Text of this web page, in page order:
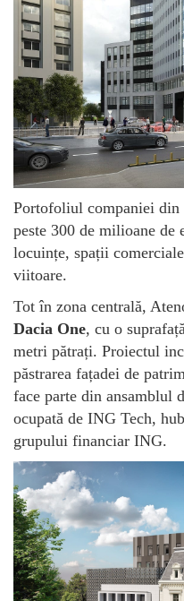
Portofoliul companiei din
peste 300 de milioane
locuințe, spații
viitoare.
Tot în zona centrală,
Dacia One, cu o
metri pătrați. Proiectul
păstrarea fațadei de
face parte din ansamblul
ocupată de ING Tech,
grupului financiar ING.